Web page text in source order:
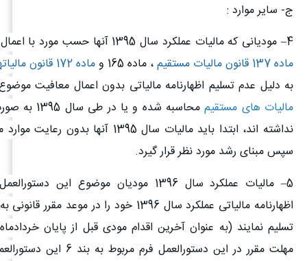
ج- سایر موارد :
4– مودیانی که مالیات عملکرد سال 1395 آنها حسب مورد با اعمال مقررات موضوع
ماده 137 قانون مالیات مستقیم
، ماده 165 و
ماده 172 قانون مالیاتهای مستقیم
به دلیل عدم تسلیم اظهارنامه مالیاتی بدون اعمال معافیت
مالیات های مستقیم
محاسبه شده و
نداشته اند، ابتدا باید مالیات سال 1395 آنها
سپس مبنای رشد مورد نظر قرار گیرد.
5
– مالیات عملکرد سال 1396 مودیان موضوع این
اظهارنامه مالیاتی عملکرد سال 1396 خود را در
مهلت مقرر در این دستورالعمل فرم